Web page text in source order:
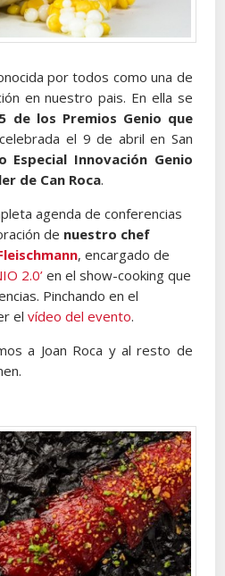
por todos como una de
en nuestro pais. En ella se
de los Premios Genio que
el 9 de abril en San
Especial Innovación Genio
de Can Roca.
agenda de conferencias
de nuestro chef
, encargado de
2.0’ en el show-cooking que
Pinchando en el
elvídeo del evento.
a Joan Roca y al resto de